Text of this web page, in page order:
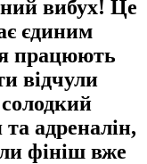
вибух! Це
єдиним
працюють
відчули
адреналін,
фініш вже